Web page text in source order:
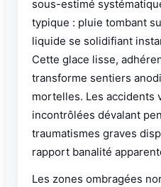
sous-estimé
typique : pluie tombant
liquide se solidifiant
Cette glace lisse,
transforme sentiers
mortelles. Les accidents
incontrôlées dévalant
traumatismes graves
rapport banalité
Les zones ombragées